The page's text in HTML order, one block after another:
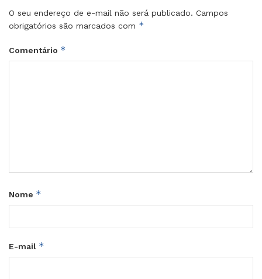
O seu endereço de e-mail não será publicado. Campos
obrigatórios são marcados com *
Comentário *
Nome *
E-mail *